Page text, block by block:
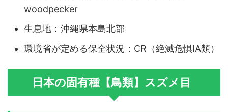
woodpecker
生息地：沖縄県本島北部
環境省が定める保全状況：CR（絶滅危惧ⅠA類）
日本の固有種【鳥類】スズメ目